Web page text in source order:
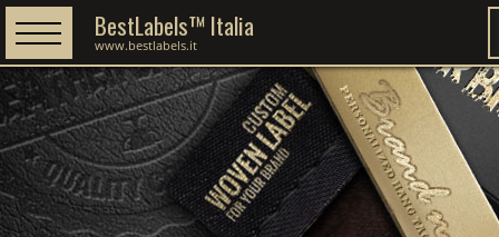
BestLabels™ Italia
www.bestlabels.it